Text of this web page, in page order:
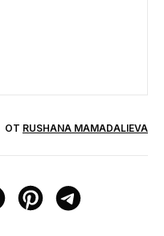
ОТ RUSHANA MAMADALIEVA